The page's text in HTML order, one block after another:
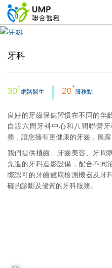
牙科
牙科
30+
網路醫生 20+
服務點
良好的牙齒保健習慣在不同的年
自設六間牙科中心和八間聯營
務，讓您擁有更健康的牙齒，展露
我們提供植齒、牙齒美容、牙周
先進的牙科造影設備，配合不同
際認可的牙齒健康檢測機器及牙
確的診斷及優質的牙科服務。